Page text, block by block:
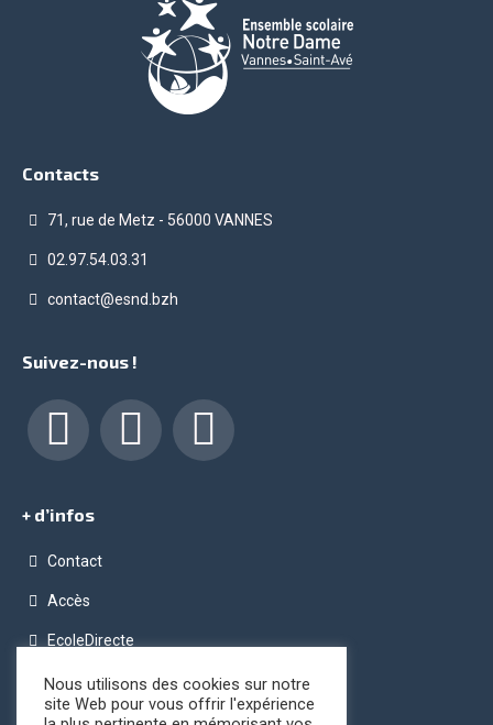
Contacts
71, rue de Metz - 56000 VANNES
02.97.54.03.31
contact@esnd.bzh
Suivez-nous !
Facebook LinkedIn Instagram
+ d’infos
Contact
Accès
EcoleDirecte
Programme OPC (Ordinateur Pour Chacun)
Conditions générales de vente
Nous utilisons des cookies sur notre
site Web pour vous offrir l'expérience